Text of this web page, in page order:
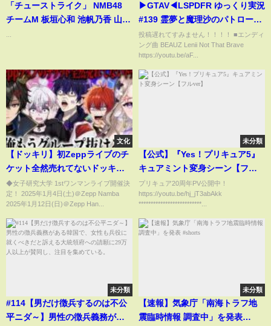
「チューストライク」 NMB48
チームM 板垣心和 池帆乃香 山本
▶GTAV◀LSPDFR ゆっくり実況
#139 霊夢と魔理沙のパトロール
日記
投稿遅れてすみません！！！！ ■エンディ
ング曲 BEAUZ Lenii Not That Brave
https://youtu.be/aF...
文化
【ドッキリ】初Zeppライブのチ
ケット全然売れてないドッキリ
したら修羅場になったｗ【史上
最恐】
◆女子研究大学 1stワンマンライブ開催決
定！ 2025年1月4日(土)＠Zepp Namba
2025年1月12日(日)＠Zepp Han...
未分類
【公式】『Yes！プリキュア5』
キュアミント変身シーン【フル
ver】
プリキュア20周年PV公開中！
https://youtu.be/hj_jT3abAkk
**************************...
未分類
#114【男だけ徴兵するのは不公
平ニダ～】男性の徴兵義務があ
未分類
【速報】気象庁「南海トラフ地
震臨時情報 調査中」を発表